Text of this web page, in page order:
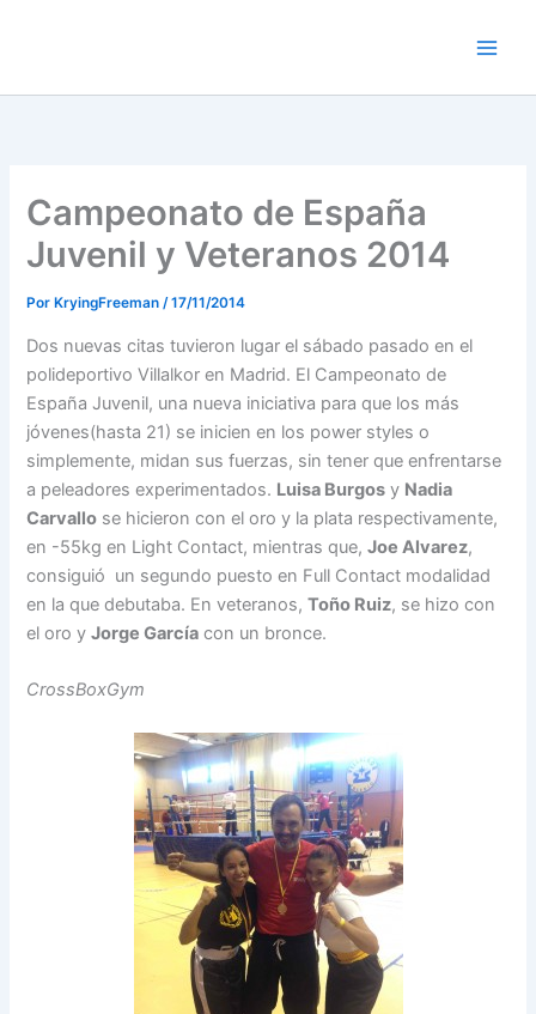
Campeonato de España
Juvenil y Veteranos 2014
Por KryingFreeman/17/11/2014
Dos nuevas citas tuvieron lugar el sábado pasado en el
polideportivo Villalkor en Madrid. El Campeonato de
España Juvenil, una nueva iniciativa para que los más
jóvenes(hasta 21) se inicien en los power styles o
simplemente, midan sus fuerzas, sin tener que enfrentarse
a peleadores experimentados. Luisa Burgos y Nadia
Carvallo se hicieron con el oro y la plata respectivamente,
en -55kg en Light Contact, mientras que,Joe Alvarez,
consiguió un segundo puesto en Full Contact modalidad
en la que debutaba. En veteranos,Toño Ruiz, se hizo con
el oro yJorge García con un bronce.
CrossBoxGym